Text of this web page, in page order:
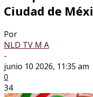
Ciudad de
Por
NLD TV M A
-
junio 10 2026, 11:35 am
0
34